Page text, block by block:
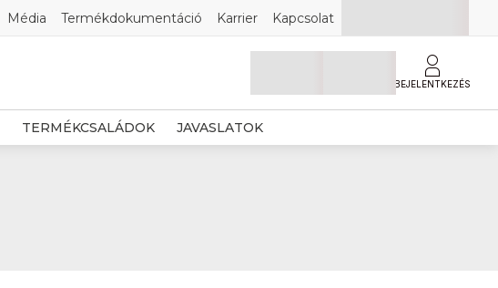
Média Termékdokumentáció Karrier Kapcsolat
BEJELENTKEZÉS
TERMÉKCSALÁDOK JAVASLATOK